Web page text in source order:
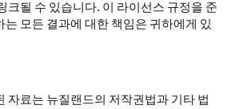
크될 수 있습니다. 이 라이선스 규정을 준
는 모든 결과에 대한 책임은 귀하에게 있
자료는 뉴질랜드의 저작권법과 기타 법